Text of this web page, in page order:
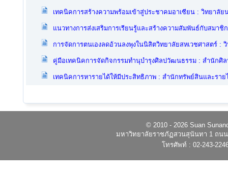
เทคนิคการสร้างความพร้อมเข้าสู่ประชาคมอาเซียน : วิทยาลัย
แนวทางการส่งเสริมการเรียนรู้และสร้างความสัมพันธ์กับสม
การจัดการตนเองลดอ้วนลงพุงในนิสิตวิทยาลัยสหเวชศาสตร์ :
คู่มือเทคนิคการจัดกิจกรรมทำนุบำรุงศิลปวัฒนธรรม : สำนักศิ
เทคนิคการหารายได้ให้มีประสิทธิภาพ : สำนักทรัพย์สินและราย
© 2010 - 2026 Suan
มหาวิทยาลัยราชภัฏสวนสุนันทา 1 ถนน
โทรศัพท์ : 02-243-